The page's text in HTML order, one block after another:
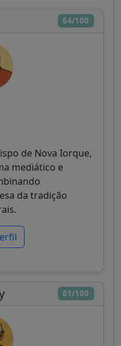
64/100
de Nova Iorque,
mediático e
da tradição
61/100